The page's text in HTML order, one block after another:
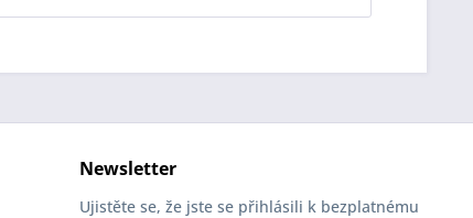
Newsletter
Ujistěte se, že jste se přihlásili k bezplatnému